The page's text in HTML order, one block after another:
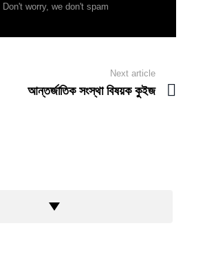
Don't worry, we don't spam
Next article
আন্তর্জাতিক সংস্থা বিষয়ক কুইজ